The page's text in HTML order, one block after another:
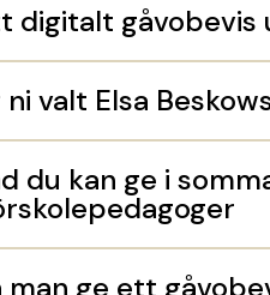
digitalt gåvobevis
valt Elsa
du kan ge i
man ge ett